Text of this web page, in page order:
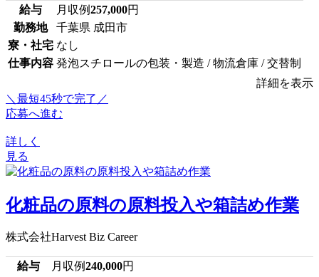
給与 月収例257,000円
勤務地
千葉県 成田市
寮・社宅 なし
仕事内容 発泡スチロールの包装・製造 / 物流倉庫 / 交替制
詳細を表示
＼最短45秒で完了／
応募へ進む
詳しく
見る
化粧品の原料の原料投入や箱詰め作業
株式会社Harvest Biz Career
給与 月収例240,000円